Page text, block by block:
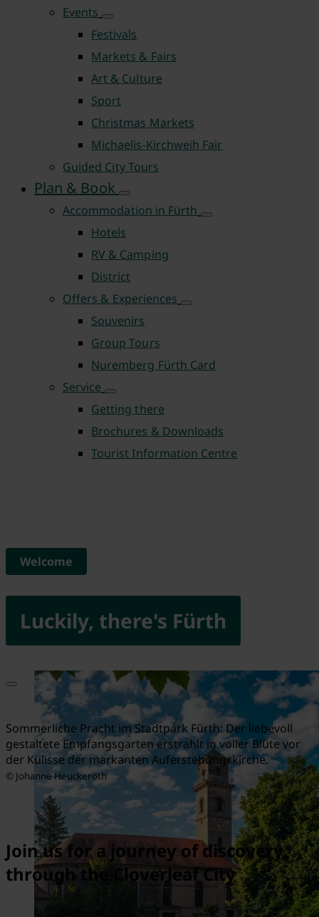
Events
Festivals
Markets & Fairs
Art & Culture
Sport
Christmas Markets
Michaelis-Kirchweih Fair
Guided City Tours
Plan & Book
Accommodation in Fürth
Hotels
RV & Camping
District
Offers & Experiences
Souvenirs
Group Tours
Nuremberg Fürth Card
Service
Getting there
Brochures & Downloads
Tourist Information Centre
Luckily, there's Fürth
Welcome
Sommerliche Pracht im Stadtpark Fürth: Der liebevoll
gestaltete Empfangsgarten erstrahlt in voller Blüte vor
der Kulisse der markanten Auferstehungskirche.
© Johanne Heuckeroth
Join us for a journey of discovery
through the Cloverleaf City